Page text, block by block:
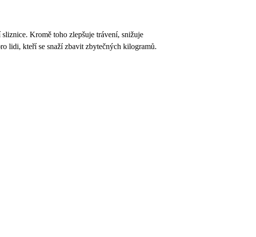
Kromě toho zlepšuje trávení, snižuje
lidi, kteří se snaží zbavit zbytečných kilogramů.